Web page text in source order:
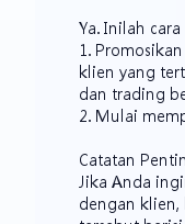
Ya. Inilah
1.
klien yang
dan trading
2. Mulai
Catatan
Jika Anda
dengan klien,